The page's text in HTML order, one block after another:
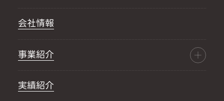
会社情報
事業紹介
実績紹介